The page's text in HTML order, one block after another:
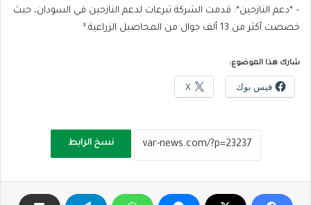
– *دعم النازحين*: قدمت الشركة تبرعات لدعم النازحين في السودان، حيث
خصصت أكثر من 13 ألف جوال من المحاصيل الزراعية.³
شارك هذا الموضوع:
فيس بوك X
نسخ الرابط